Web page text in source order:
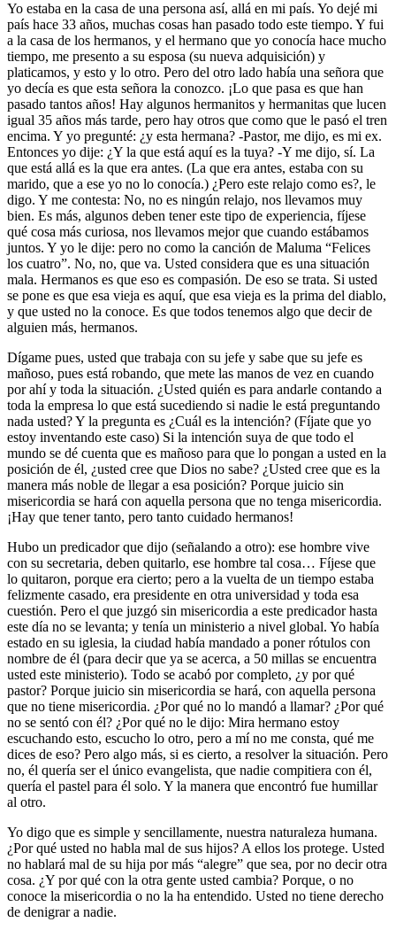
Yo estaba en la casa de una persona así, allá en mi país. Yo dejé mi
país hace 33 años, muchas cosas han pasado todo este tiempo. Y fui
a la casa de los hermanos, y el hermano que yo conocía hace mucho
tiempo, me presento a su esposa (su nueva adquisición) y
platicamos, y esto y lo otro. Pero del otro lado había una señora que
yo decía es que esta señora la conozco. ¡Lo que pasa es que han
pasado tantos años! Hay algunos hermanitos y hermanitas que lucen
igual 35 años más tarde, pero hay otros que como que le pasó el tren
encima. Y yo pregunté: ¿y esta hermana? -Pastor, me dijo, es mi ex.
Entonces yo dije: ¿Y la que está aquí es la tuya? -Y me dijo, sí. La
que está allá es la que era antes. (La que era antes, estaba con su
marido, que a ese yo no lo conocía.) ¿Pero este relajo como es?, le
digo. Y me contesta: No, no es ningún relajo, nos llevamos muy
bien. Es más, algunos deben tener este tipo de experiencia, fíjese
qué cosa más curiosa, nos llevamos mejor que cuando estábamos
juntos. Y yo le dije: pero no como la canción de Maluma “Felices
los cuatro”. No, no, que va. Usted considera que es una situación
mala. Hermanos es que eso es compasión. De eso se trata. Si usted
se pone es que esa vieja es aquí, que esa vieja es la prima del diablo,
y que usted no la conoce. Es que todos tenemos algo que decir de
alguien más, hermanos.
Dígame pues, usted que trabaja con su jefe y sabe que su jefe es
mañoso, pues está robando, que mete las manos de vez en cuando
por ahí y toda la situación. ¿Usted quién es para andarle contando a
toda la empresa lo que está sucediendo si nadie le está preguntando
nada usted? Y la pregunta es ¿Cuál es la intención? (Fíjate que yo
estoy inventando este caso) Si la intención suya de que todo el
mundo se dé cuenta que es mañoso para que lo pongan a usted en la
posición de él, ¿usted cree que Dios no sabe? ¿Usted cree que es la
manera más noble de llegar a esa posición? Porque juicio sin
misericordia se hará con aquella persona que no tenga misericordia.
¡Hay que tener tanto, pero tanto cuidado hermanos!
Hubo un predicador que dijo (señalando a otro): ese hombre vive
con su secretaria, deben quitarlo, ese hombre tal cosa… Fíjese que
lo quitaron, porque era cierto; pero a la vuelta de un tiempo estaba
felizmente casado, era presidente en otra universidad y toda esa
cuestión. Pero el que juzgó sin misericordia a este predicador hasta
este día no se levanta; y tenía un ministerio a nivel global. Yo había
estado en su iglesia, la ciudad había mandado a poner rótulos con
nombre de él (para decir que ya se acerca, a 50 millas se encuentra
usted este ministerio). Todo se acabó por completo, ¿y por qué
pastor? Porque juicio sin misericordia se hará, con aquella persona
que no tiene misericordia. ¿Por qué no lo mandó a llamar? ¿Por qué
no se sentó con él? ¿Por qué no le dijo: Mira hermano estoy
escuchando esto, escucho lo otro, pero a mí no me consta, qué me
dices de eso? Pero algo más, si es cierto, a resolver la situación. Pero
no, él quería ser el único evangelista, que nadie compitiera con él,
quería el pastel para él solo. Y la manera que encontró fue humillar
al otro.
Yo digo que es simple y sencillamente, nuestra naturaleza humana.
¿Por qué usted no habla mal de sus hijos? A ellos los protege. Usted
no hablará mal de su hija por más “alegre” que sea, por no decir otra
cosa. ¿Y por qué con la otra gente usted cambia? Porque, o no
conoce la misericordia o no la ha entendido. Usted no tiene derecho
de denigrar a nadie.